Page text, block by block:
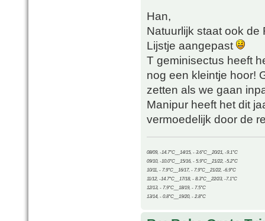
Han,
Natuurlijk staat ook
Lijstje aangepast
T geminisectus heeft
nog een kleintje hoor!
zetten als we gaan
Manipur heeft het dit
vermoedelijk door de
08/09, -14.7°C__14/15, - 3.6°C__20/21, -9.1°C
09/10, -10.0°C__15/16, - 5.9°C__21/22, -5.2°C
10/11, - 7.9°C__16/17, - 7.9°C__21/22, -6.9°C
11/12, -14.7°C__17/18, - 8.3°C__22/23, -7.1°C
12/13, - 7.9°C__18/19, - 7.5°C
13/14, - 0.8°C__19/20, - 2.8°C